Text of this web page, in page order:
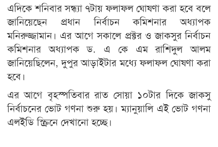
এদিকে শনিবার সন্ধ্যা ৭টায় ফলাফল ঘোষণা করা হবে বলে
জানিয়েছেন প্রধান নির্বাচন কমিশনার অধ্যাপক
মনিরুজ্জামান। এর আগে সকালে প্রক্টর ও জাকসুর নির্বাচন
কমিশনার অধ্যাপক ড. এ কে এম রাশিদুল আলম
জানিয়েছিলেন, দুপুর আড়াইটার মধ্যে ফলাফল ঘোষণা করা
হবে।
এর আগে বৃহস্পতিবার রাত সোয়া ১০টার দিকে জাকসু
নির্বাচনের ভোট গণনা শুরু হয়। ম্যানুয়ালি এই ভোট গণনা
এলইডি স্ক্রিনে দেখানো হচ্ছে।